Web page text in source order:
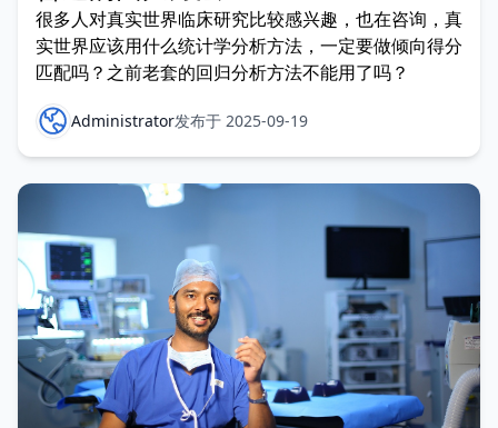
很多人对真实世界临床研究比较感兴趣，也在咨询，真
实世界应该用什么统计学分析方法，一定要做倾向得分
匹配吗？之前老套的回归分析方法不能用了吗？
Administrator发布于 2025-09-19